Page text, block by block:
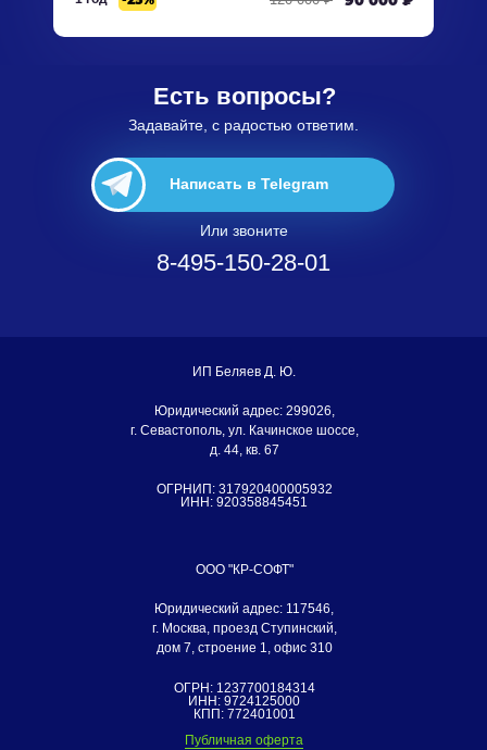
Есть вопросы?
Задавайте, с радостью ответим.
Или звоните
8-495-150-28-01
Написать в Telegram
ООО "КР-СОФТ"
Юридический адрес: 117546,
г. Москва, проезд Ступинский,
дом 7, строение 1, офис 310
ОГРН: 1237700184314
ИНН: 9724125000
КПП: 772401001
Публичная оферта
ИП Беляев Д. Ю.
Юридический адрес: 299026,
г. Севастополь, ул. Качинское шоссе,
д. 44, кв. 67
ОГРНИП: 317920400005932
ИНН: 920358845451